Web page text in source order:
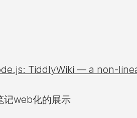
TiddlyWiki — a non-
记web化的展示